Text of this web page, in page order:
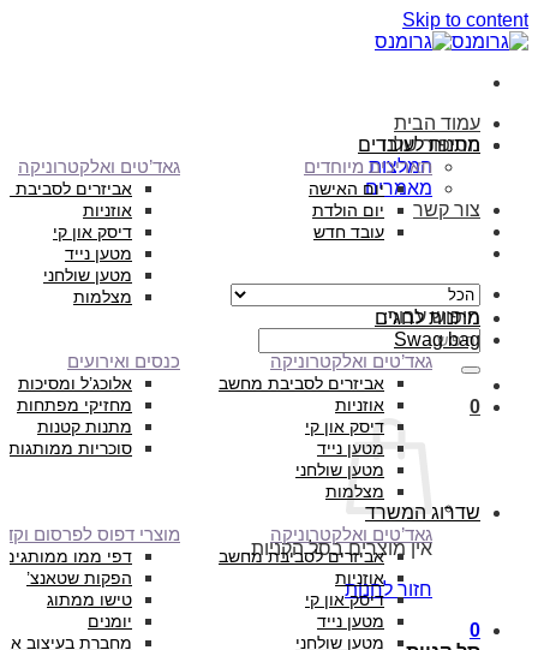
Skip to content
עמוד הבית
הסיפור שלנו
המלצות
מאמרים
צור קשר
חיפוש עבור:
0
אין מוצרים בסל הקניות.
חזור לחנות
0
מתנות לעובדים
תאריכים מיוחדים
יום האישה
יום הולדת
עובד חדש
גאד’טים ואלקטרוניקה
אביזרים לסביבת
אוזניות
דיסק און קי
מטען נייד
מטען שולחני
מצלמות
מתנות לחגים
Swag bag
גאד’טים ואלקטרוניקה
אביזרים לסביבת מחשב
אוזניות
דיסק און קי
מטען נייד
מטען שולחני
מצלמות
כנסים ואירועים
אלוכג’ל ומסיכות
מחזיקי מפתחות
מתנות קטנות
סוכריות ממותגות
שדרוג המשרד
גאד’טים ואלקטרוניקה
אביזרים לסביבת מחשב
אוזניות
דיסק און קי
מטען נייד
מטען שולחני
מוצרי דפוס לפרסום
דפי ממו ממותגים
הפקות שטאנצ’
טישו ממתוג
יומנים
מחברת בעיצוב